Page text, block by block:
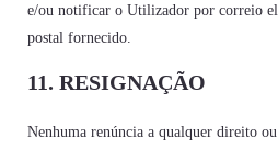
e/ou notificar o Utilizador por correio
postal fornecido.
11. RESIGNAÇÃO
Nenhuma renúncia a qualquer direito